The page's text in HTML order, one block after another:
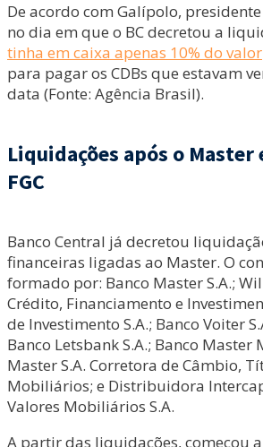
De acordo com Galípolo,
no dia em que o BC decretou a
tinha em caixa apenas 10% do valor
para pagar os CDBs que estavam
data (Fonte: Agência Brasil).
Liquidações após o
FGC
Banco Central já decretou
financeiras ligadas ao Master. O
formado por: Banco Master S.A.;
Crédito, Financiamento e
de Investimento S.A.; Banco Voiter
Banco Letsbank S.A.; Banco Master
Master S.A. Corretora de Câmbio,
Mobiliários; e Distribuidora
Valores Mobiliários S.A.
A partir das liquidações, começou